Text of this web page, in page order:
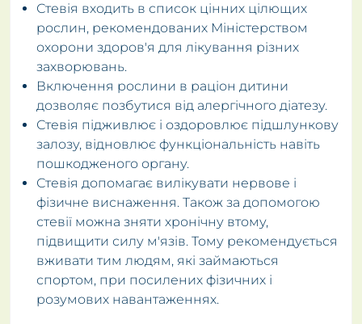
Стевія входить в список цінних цілющих
рослин, рекомендованих Міністерством
охорони здоров'я для лікування різних
захворювань.
Включення рослини в раціон дитини
дозволяє позбутися від алергічного діатезу.
Стевія підживлює і оздоровлює підшлункову
залозу, відновлює функціональність навіть
пошкодженого органу.
Стевія допомагає вилікувати нервове і
фізичне виснаження. Також за допомогою
стевії можна зняти хронічну втому,
підвищити силу м'язів. Тому рекомендується
вживати тим людям, які займаються
спортом, при посилених фізичних і
розумових навантаженнях.